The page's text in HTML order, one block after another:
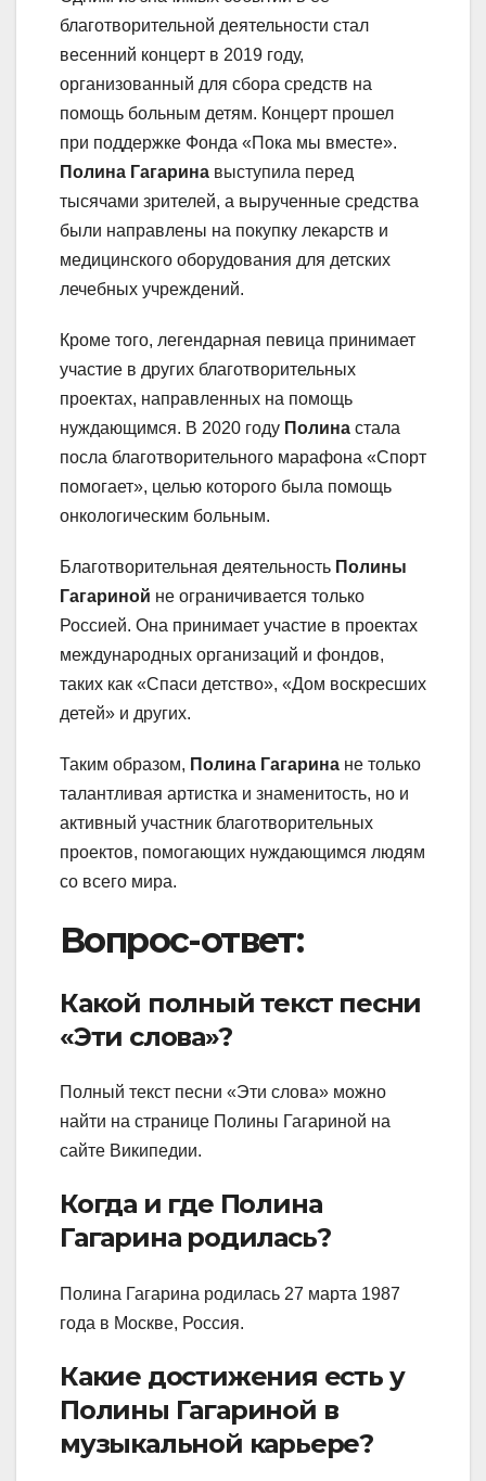
благотворительной деятельности стал
весенний концерт в 2019 году,
организованный для сбора средств на
помощь больным детям. Концерт прошел
при поддержке Фонда «Пока мы вместе».
Полина Гагарина выступила перед
тысячами зрителей, а вырученные средства
были направлены на покупку лекарств и
медицинского оборудования для детских
лечебных учреждений.
Кроме того, легендарная певица принимает
участие в других благотворительных
проектах, направленных на помощь
нуждающимся. В 2020 году Полина стала
посла благотворительного марафона «Спорт
помогает», целью которого была помощь
онкологическим больным.
Благотворительная деятельность Полины
Гагариной не ограничивается только
Россией. Она принимает участие в проектах
международных организаций и фондов,
таких как «Спаси детство», «Дом воскресших
детей» и других.
Таким образом, Полина Гагарина не только
талантливая артистка и знаменитость, но и
активный участник благотворительных
проектов, помогающих нуждающимся людям
со всего мира.
Вопрос-ответ:
Какой полный текст песни
«Эти слова»?
Полный текст песни «Эти слова» можно
найти на странице Полины Гагариной на
сайте Википедии.
Когда и где Полина
Гагарина родилась?
Полина Гагарина родилась 27 марта 1987
года в Москве, Россия.
Какие достижения есть у
Полины Гагариной в
музыкальной карьере?